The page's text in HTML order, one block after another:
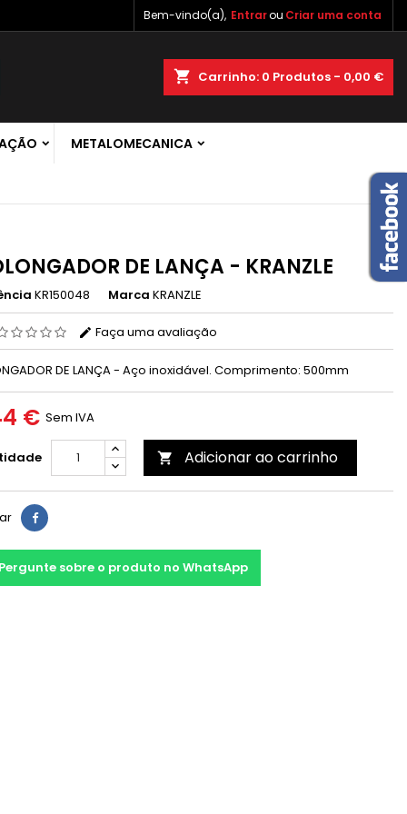
Bem-vindo(a), Entrarou Criar uma conta
shopping_cart Carrinho: 0 Produtos - 0,00 €
METALOMECANICA
DE LANÇA - KRANZLE
KR150048 Marca KRANZLE
Faça uma avaliação
DE LANÇA - Aço inoxidável. Comprimento: 500mm
€ Sem IVA
 Adicionar ao carrinho
Pergunte sobre o produto no WhatsApp